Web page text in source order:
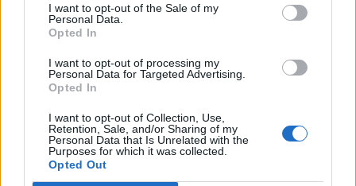
I want to opt-out of the Sale of my
Personal Data.
Opted In
I want to opt-out of processing my
Personal Data for Targeted Advertising.
Opted In
I want to opt-out of Collection, Use,
Retention, Sale, and/or Sharing of my
Personal Data that Is Unrelated with the
Purposes for which it was collected.
Opted Out
Zdravje
Šport
Kultura
Scena
Zadnje novice
Dogodki
Igre
Forum